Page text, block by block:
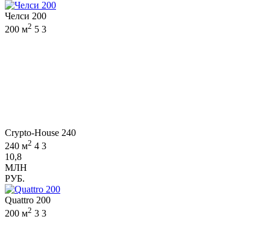
Челси 200
200 м2 5 3
Crypto-House 240
240 м2 4 3
10,8
МЛН
РУБ.
Quattro 200
200 м2 3 3